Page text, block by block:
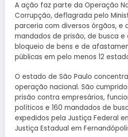
A ação faz parte da Operação
Corrupção, deflagrada pelo
parceria com diversos órgãos, e
mandados de prisão, de busca e
bloqueio de bens e de
públicas em pelo menos 12
O estado de São Paulo
operação nacional. São
prisão contra empresários,
políticos e 160 mandados de
expedidos pela Justiça Federal
Justiça Estadual em